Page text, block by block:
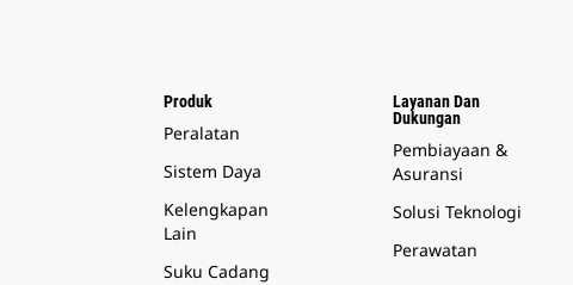
Produk
Peralatan
Sistem Daya
Kelengkapan
Lain
Suku Cadang
Layanan Dan
Dukungan
Pembiayaan &
Asuransi
Solusi Teknologi
Perawatan